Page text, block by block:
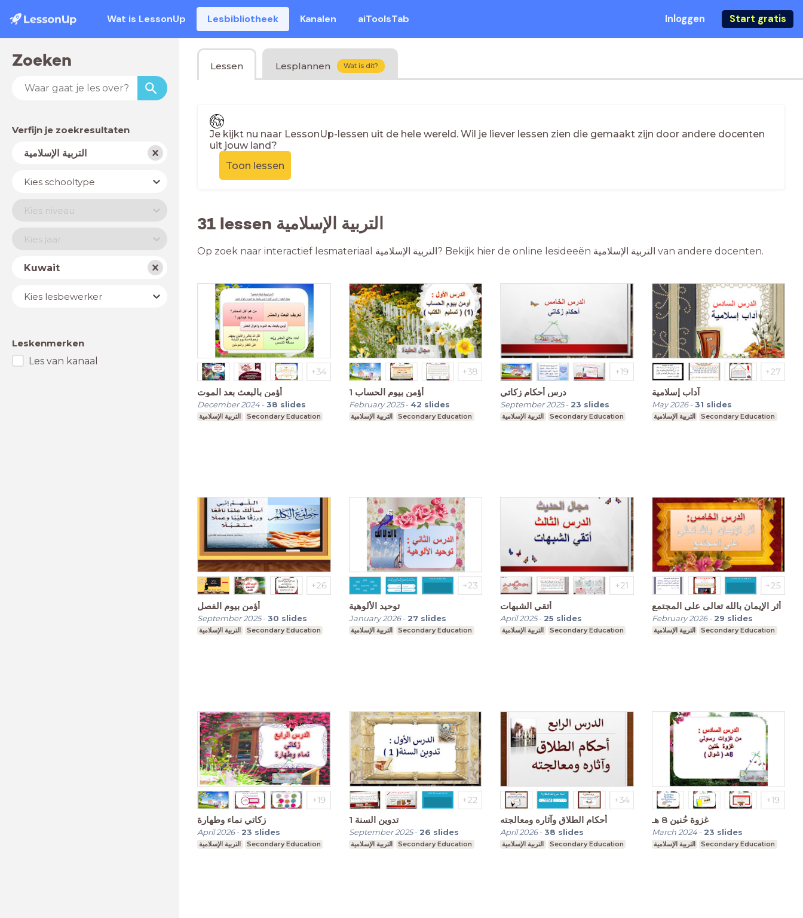
Wat is LessonUp Lesbibliotheek Kanalen aiToolsTab Inloggen Start gratis
Zoeken
Verfijn je zoekresultaten
التربية الإسلامية
Schooltype
Kies schooltype
Niveau
Kies niveau
JaarKies jaar
LandKuwait
Lesbewerker
Kies lesbewerker
Leskenmerken
Les van kanaal
Lessen Lesplannen Wat is dit?
Je kijkt nu naar LessonUp-lessen uit de hele wereld. Wil je liever lessen zien die gemaakt zijn door andere docenten
uit jouw land?
Toon lessen
31 lessen التربية الإسلامية
Op zoek naar interactief lesmateriaal التربية الإسلامية? Bekijk hier de online lesideeën التربية الإسلامية van andere docenten.
أؤمن بالبعث بعد الموت
December 2024-38 slides
التربية الإسلامية Secondary Education
أؤمن بيوم الحساب 1
February 2025- 42 slides
التربية الإسلامية Secondary Education
درس أحكام زكاتي
September 2025- 23 slides
التربية الإسلامية Secondary Education
آداب إسلامية
May 2026-31 slides
التربية الإسلامية Secondary Education
أؤمن بيوم الفصل
September 2025-30 slides
التربية الإسلامية Secondary Education
توحيد الألوهية
January 2026- 27 slides
التربية الإسلامية Secondary Education
أتقي الشبهات
April 2025- 25 slides
التربية الإسلامية Secondary Education
أثر الإيمان بالله تعالى على المجتمع
February 2026- 29 slides
التربية الإسلامية Secondary Education
زكاتي نماء وطهارة
April 2026- 23 slides
التربية الإسلامية Secondary Education
تدوين السنة 1
September 2025- 26 slides
التربية الإسلامية Secondary Education
أحكام الطلاق وآثاره ومعالجته
April 2026-38 slides
التربية الإسلامية Secondary Education
غزوة حُنين 8 هـ
March 2024- 23 slides
التربية الإسلامية Secondary Education